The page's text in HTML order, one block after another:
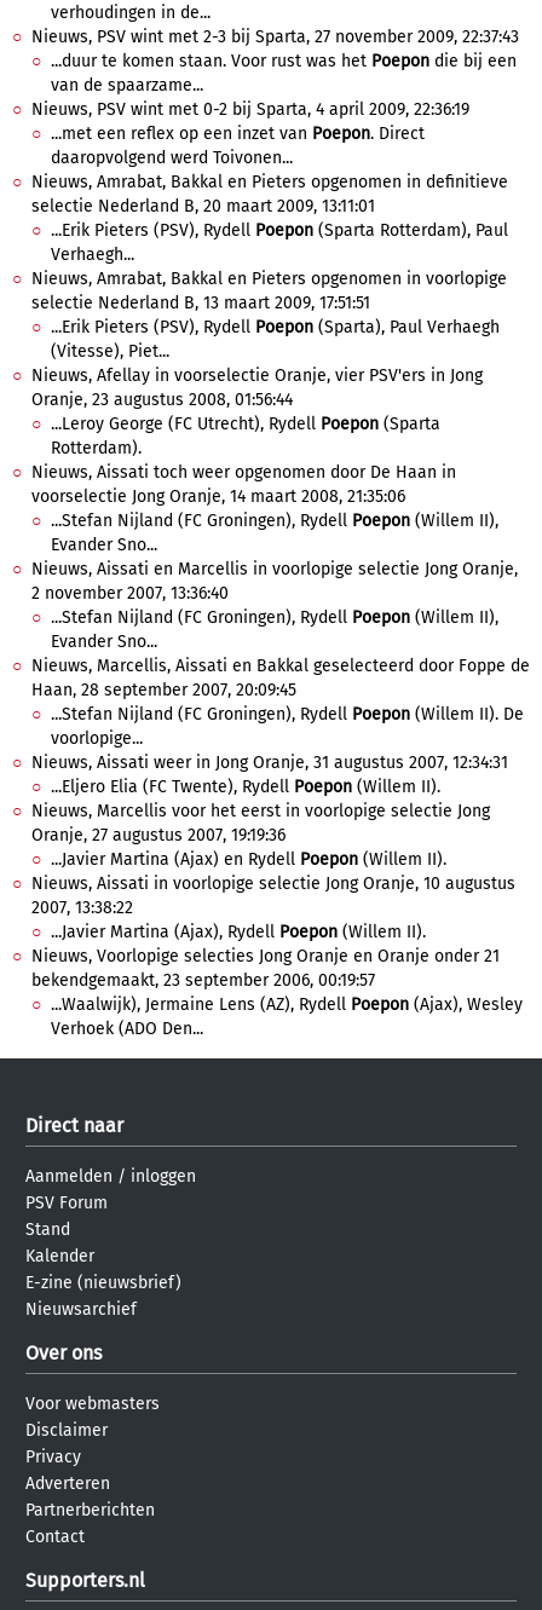
verhoudingen in de...
Nieuws, PSV wint met 2-3 bij Sparta, 27 november 2009, 22:37:43
...duur te komen staan. Voor rust was het Poepon die bij een
van de spaarzame...
Nieuws, PSV wint met 0-2 bij Sparta, 4 april 2009, 22:36:19
...met een reflex op een inzet van Poepon. Direct
daaropvolgend werd Toivonen...
Nieuws, Amrabat, Bakkal en Pieters opgenomen in definitieve
selectie Nederland B, 20 maart 2009, 13:11:01
...Erik Pieters (PSV), Rydell Poepon (Sparta Rotterdam), Paul
Verhaegh...
Nieuws, Amrabat, Bakkal en Pieters opgenomen in voorlopige
selectie Nederland B, 13 maart 2009, 17:51:51
...Erik Pieters (PSV), Rydell Poepon (Sparta), Paul Verhaegh
(Vitesse), Piet...
Nieuws, Afellay in voorselectie Oranje, vier PSV'ers in Jong
Oranje, 23 augustus 2008, 01:56:44
...Leroy George (FC Utrecht), Rydell Poepon (Sparta
Rotterdam).
Nieuws, Aissati toch weer opgenomen door De Haan in
voorselectie Jong Oranje, 14 maart 2008, 21:35:06
...Stefan Nijland (FC Groningen), Rydell Poepon (Willem II),
Evander Sno...
Nieuws, Aissati en Marcellis in voorlopige selectie Jong Oranje,
2 november 2007, 13:36:40
...Stefan Nijland (FC Groningen), Rydell Poepon (Willem II),
Evander Sno...
Nieuws, Marcellis, Aissati en Bakkal geselecteerd door Foppe de
Haan, 28 september 2007, 20:09:45
...Stefan Nijland (FC Groningen), Rydell Poepon (Willem II). De
voorlopige...
Nieuws, Aissati weer in Jong Oranje, 31 augustus 2007, 12:34:31
...Eljero Elia (FC Twente), Rydell Poepon (Willem II).
Nieuws, Marcellis voor het eerst in voorlopige selectie Jong
Oranje, 27 augustus 2007, 19:19:36
...Javier Martina (Ajax) en Rydell Poepon (Willem II).
Nieuws, Aissati in voorlopige selectie Jong Oranje, 10 augustus
2007, 13:38:22
...Javier Martina (Ajax), Rydell Poepon (Willem II).
Nieuws, Voorlopige selecties Jong Oranje en Oranje onder 21
bekendgemaakt, 23 september 2006, 00:19:57
...Waalwijk), Jermaine Lens (AZ), Rydell Poepon (Ajax), Wesley
Verhoek (ADO Den...
Direct naar
Aanmelden / inloggen
PSV Forum
Stand
Kalender
E-zine (nieuwsbrief)
Nieuwsarchief
Over ons
Voor webmasters
Disclaimer
Privacy
Adverteren
Partnerberichten
Contact
Supporters.nl